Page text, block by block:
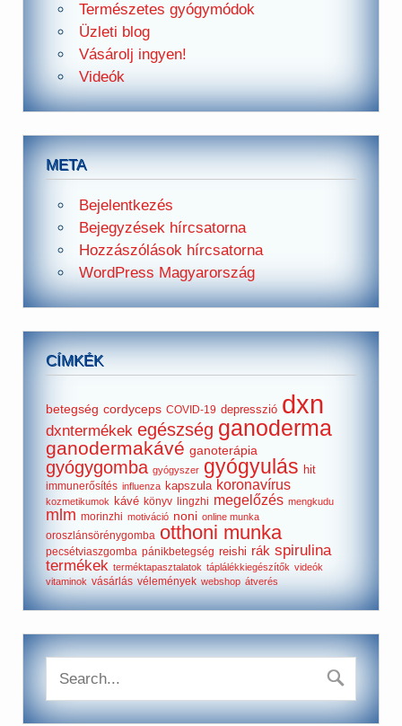
Természetes gyógymódok
Üzleti blog
Vásárolj ingyen!
Videók
META
Bejelentkezés
Bejegyzések hírcsatorna
Hozzászólások hírcsatorna
WordPress Magyarország
CÍMKÉK
betegség cordyceps COVID-19 depresszió dxn
dxntermékek egészség ganoderma
ganodermakávé ganoterápia
gyógygomba gyógyszer gyógyulás hit
immunerősítés influenza kapszula koronavírus
kozmetikumok kávé könyv lingzhi megelőzés mengkudu
mlm morinzhi motiváció noni online munka
oroszlánsörénygomba otthoni munka
pecsétviaszgomba pánikbetegség reishi rák spirulina
termékek terméktapasztalatok táplálékkiegészítők videók
vitaminok vásárlás vélemények webshop átverés